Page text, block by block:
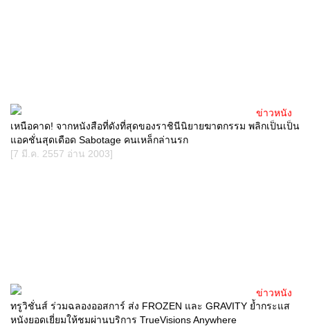
เหนือคาด! จากหนังสือที่ดังที่สุดของราชินีนิยายฆาตกรรม พลิกเป็นเป็น
แอคชั่นสุดเดือด Sabotage คนเหล็กล่านรก
[7 มี.ค. 2557 อ่าน 2003]
ข่าวหนัง
ทรูวิชั่นส์ ร่วมฉลองออสการ์ ส่ง FROZEN และ GRAVITY ย้ำกระแส
หนังยอดเยี่ยมให้ชมผ่านบริการ TrueVisions Anywhere
ข่าวหนัง